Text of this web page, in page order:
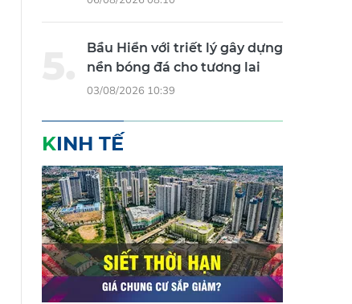
06/08/2026 08:10
Bầu Hiển với triết lý gây dựng
nền bóng đá cho tương lai
03/08/2026 10:39
KINH TẾ